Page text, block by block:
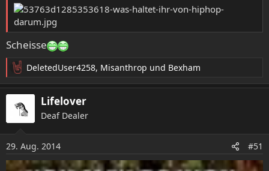
Scheisse
R
e
a
o
n
e
DeletedUser4258, Misanthrop und Bexham
Lifelover
Deaf Dealer
29. Aug. 2014 #51